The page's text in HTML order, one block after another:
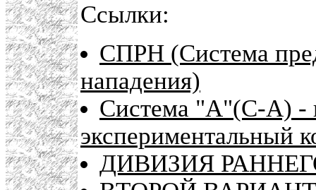
Ссылки:
СПРН (Система
нападения)
Система "А"(С-А) -
экспериментальный
ДИВИЗИЯ